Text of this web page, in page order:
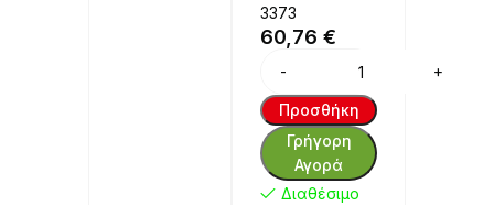
3373
60,76€
Προσθήκη
Γρήγορη
Αγορά
Διαθέσιμο